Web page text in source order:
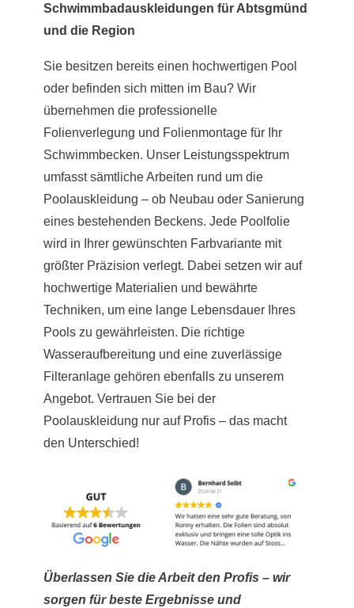
Schwimmbadauskleidungen für Abtsgmünd
und die Region
Sie besitzen bereits einen hochwertigen Pool
oder befinden sich mitten im Bau? Wir
übernehmen die professionelle
Folienverlegung und Folienmontage für Ihr
Schwimmbecken. Unser Leistungsspektrum
umfasst sämtliche Arbeiten rund um die
Poolauskleidung – ob Neubau oder Sanierung
eines bestehenden Beckens. Jede Poolfolie
wird in Ihrer gewünschten Farbvariante mit
größter Präzision verlegt. Dabei setzen wir auf
hochwertige Materialien und bewährte
Techniken, um eine lange Lebensdauer Ihres
Pools zu gewährleisten. Die richtige
Wasseraufbereitung und eine zuverlässige
Filteranlage gehören ebenfalls zu unserem
Angebot. Vertrauen Sie bei der
Poolauskleidung nur auf Profis – das macht
den Unterschied!
Überlassen Sie die Arbeit den Profis – wir
sorgen für beste Ergebnisse und